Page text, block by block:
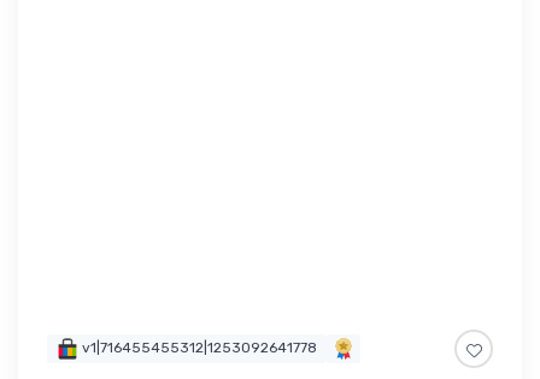
v1|716455455312|1253092641778